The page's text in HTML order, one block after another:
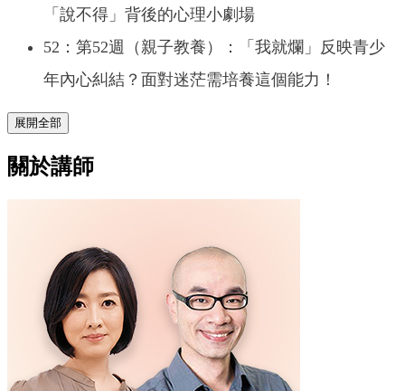
「說不得」背後的心理小劇場
52：第52週（親子教養）：「我就爛」反映青少
年內心糾結？面對迷茫需培養這個能力！
展開全部
關於講師